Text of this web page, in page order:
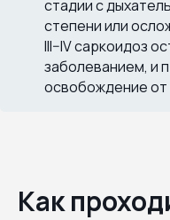
стадии с
степени или
III–IV саркоидоз
заболеванием, и
освобождение от
Как